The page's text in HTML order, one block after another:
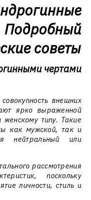
советы
чертами
внешних
ярко выраженной
типу. Такие
как мужской, так и
нейтральный или
рассмотрения
поскольку
личности, стиль и